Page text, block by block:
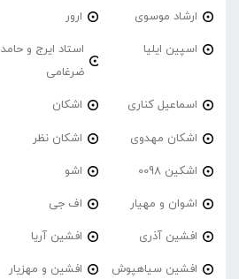
ارشاد موسوی ارور
اسپین ایلیا
استاد ایرج و حامد
ضرغامی
اسماعیل کناری اشکان
اشکان مهدوی اشکان نظر
اشکین 0098 اشو
اشوان و مهیار اف جی
افشین آذری افشین آریا
افشین سیاهپوش افشین و مهزیار